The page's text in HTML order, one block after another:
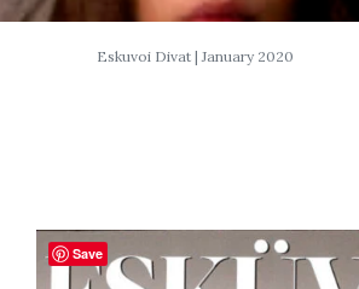
Eskuvoi Divat | January 2020
Save